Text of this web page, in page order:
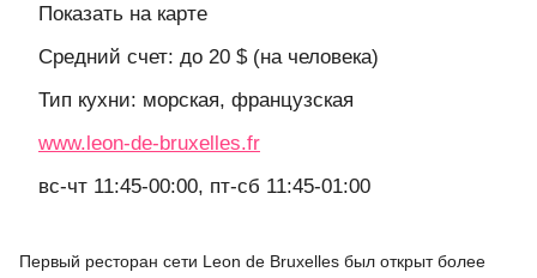
Показать на карте
Средний счет: до 20 $ (на человека)
Тип кухни: морская, французская
www.leon-de-bruxelles.fr
вс-чт 11:45-00:00, пт-сб 11:45-01:00
Первый ресторан сети Leon de Bruxelles был открыт более